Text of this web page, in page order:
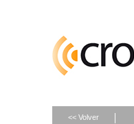
<< Volver